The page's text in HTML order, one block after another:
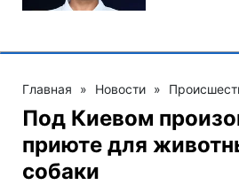
Главная » Новости »
Под Киевом
приюте для
собаки